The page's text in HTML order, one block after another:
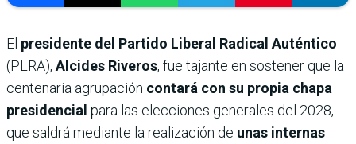
El presidente del Partido Liberal Radical Auténtico
(PLRA), Alcides Riveros, fue tajante en sostener que la
centenaria agrupación contará con su propia chapa
presidencial para las elecciones generales del 2028,
que saldrá mediante la realización de unas internas